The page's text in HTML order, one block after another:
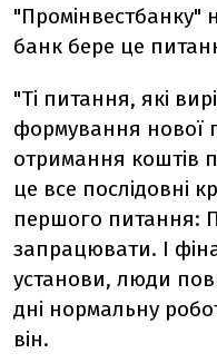
"Промінвестбанку"
банк бере це
"Ті питання, які
формування нової
отримання коштів
це все послідовні
першого питання:
запрацювати. І
установи, люди
дні нормальну
він.